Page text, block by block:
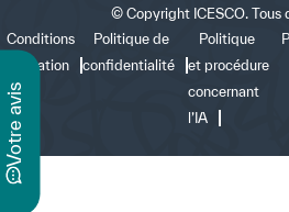
v
o
t
r
e
a
v
i
s
© Copyright ICESCO. Tous
Conditions
Politique de
confidentialité
Politique
et procédure
concernant
l’IA